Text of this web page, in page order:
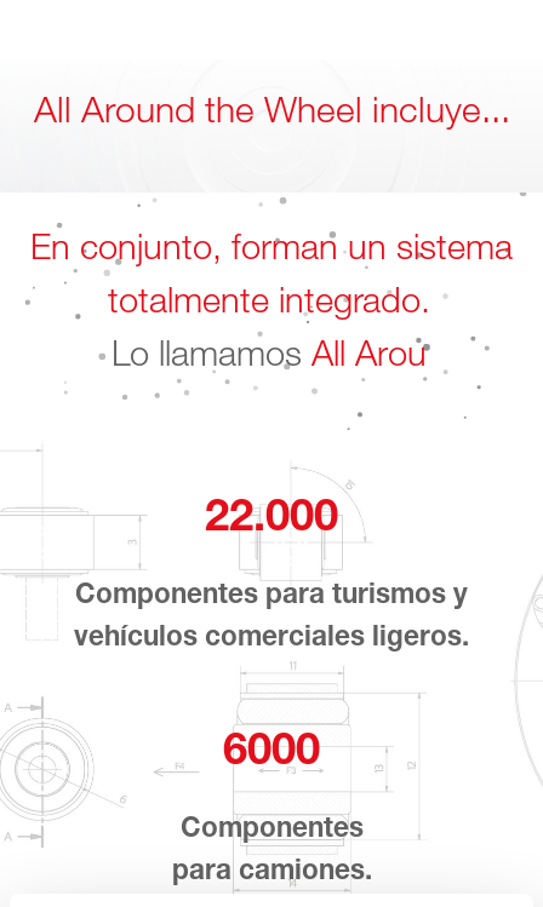
All Around the Wheel incluye...
En conjunto, forman un sistema
totalmente in
Lo llamamosAll Around the Wh
22.000
Componentes para turismos y
vehículos comerciales ligeros.
6000
Componentes
para camiones.